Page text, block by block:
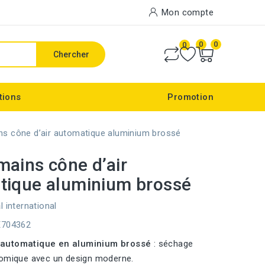
Mon compte
Chercher
0 0 0
Promotion
cône d’air automatique aluminium brossé
cône d’air
aluminium brossé
international
en aluminium brossé : séchage
avec un design moderne.